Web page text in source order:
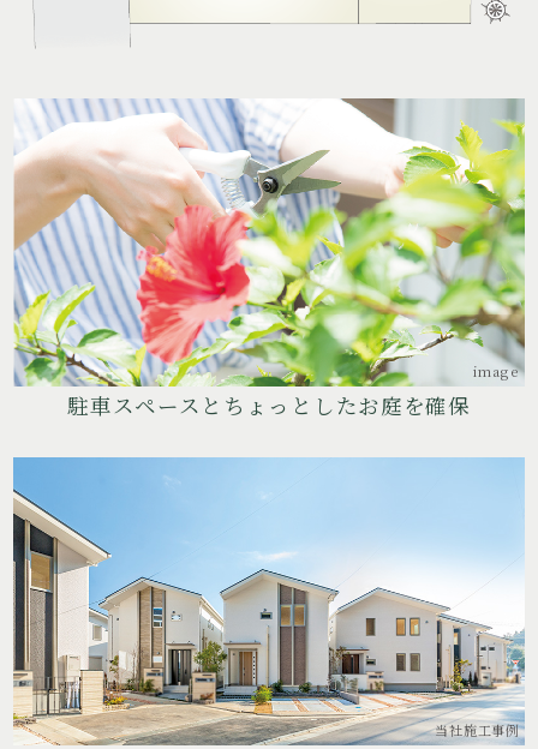
image
駐車スペースとちょっとしたお庭を確保
当社施工事例